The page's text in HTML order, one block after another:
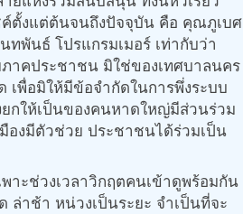
ค์ตั้งแต่ต้นจนถึงปัจจุบัน คือ คุณภูเบศ
นธ์ โปรแกรมเมอร์ เท่ากับว่า
าคประชาชน มิใช่ของเทศบาลนคร
เพื่อมิให้มีข้อจำกัดในการพึ่งระบบ
ยกให้เป็นของคนหาดใหญ่มีส่วนร่วม
องมีตัวช่วย ประชาชนได้ร่วมเป็น
าะช่วงเวลาวิกฤตคนเข้าดูพร้อมกัน
ล่าช้า หน่วงเป็นระยะ จำเป็นที่จะ